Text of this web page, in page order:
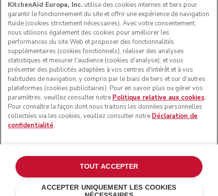
SUIVEZ-NOUS
forme du robot pâtissier multifonction sont des marques
commerciales aux États-Unis et ailleurs.
Gérer mes cookies
Politique de confidentialité
KitchenAid Europa, Inc. utilise des cookies internes et tiers pour
garantir le fonctionnement du site et offrir une expérience de navigation
fluide (cookies strictement nécessaires). Avec votre consentement,
nous utilisons également des cookies pour améliorer les
performances du site Web et proposer des fonctionnalités
supplémentaires (cookies fonctionnels), réaliser des analyses
statistiques et mesurer l'audience (cookies d'analyse), et vous
présenter des publicités adaptées à vos centres d'intérêt et à vos
habitudes de navigation, y compris par le biais de tiers et sur d'autres
plateformes (cookies publicitaires). Pour en savoir plus ou gérer vos
paramètres, veuillez consulter notre Politique relative aux cookies.
Pour connaître la façon dont nous traitons les données personnelles
collectées via les cookies, veuillez consulter notre Déclaration de
confidentialité.
ACCEPTER UNIQUEMENT LES COOKIES
TOUT ACCEPTER